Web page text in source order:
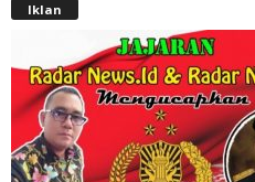
Iklan